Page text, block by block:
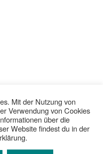
Mit der Nutzung von
Verwendung von Cookies
über die
Website findest du in der